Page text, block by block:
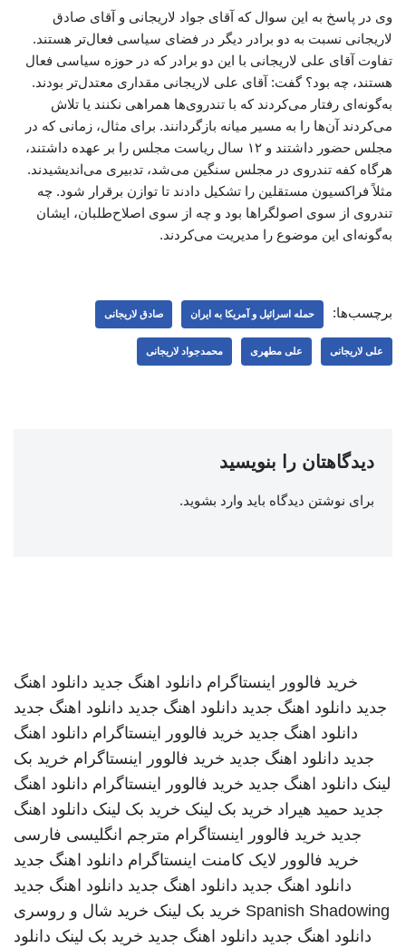
وی در پاسخ به این سوال که آقای جواد لاریجانی و آقای صادق
لاریجانی نسبت به دو برادر دیگر در فضای سیاسی فعال‌تر هستند.
تفاوت آقای علی لاریجانی با این دو برادر که در حوزه سیاسی فعال
هستند، چه بود؟ گفت: آقای علی لاریجانی مقداری معتدل‌تر بودند.
به‌گونه‌ای رفتار می‌کردند که با تندروی‌ها همراهی نکنند یا تلاش
می‌کردند آن‌ها را به مسیر میانه بازگردانند. برای مثال، زمانی که در
مجلس حضور داشتند و ۱۲ سال ریاست مجلس را بر عهده داشتند،
هرگاه کفه تندروی در مجلس سنگین می‌شد، تدبیری می‌اندیشیدند.
مثلاً فراکسیون مستقلین را تشکیل دادند تا توازن برقرار شود. چه
تندروی از سوی اصولگراها بود و چه از سوی اصلاح‌طلبان، ایشان
به‌گونه‌ای این موضوع را مدیریت می‌کردند.
برچسب‌ها: حمله اسرائیل و آمریکا به ایران صادق لاریجانی
علی لاریجانی علی مطهری محمدجواد لاریجانی
دیدگاهتان را بنویسید
برای نوشتن دیدگاه باید وارد بشوید.
خرید فالوور اینستاگرام دانلود اهنگ جدید دانلود اهنگ
جدید دانلود اهنگ جدید دانلود اهنگ جدید دانلود اهنگ جدید
دانلود اهنگ جدید خرید فالوور اینستاگرام دانلود اهنگ
جدید دانلود اهنگ جدید خرید فالوور اینستاگرام خرید بک
لینک دانلود اهنگ جدید خرید فالوور اینستاگرام دانلود اهنگ
جدید حمید هیراد خرید بک لینک خرید بک لینک دانلود اهنگ
جدید خرید فالوور اینستاگرام مترجم انگلیسی فارسی
خرید فالوور لایک کامنت اینستاگرام دانلود اهنگ جدید
دانلود اهنگ جدید دانلود اهنگ جدید دانلود اهنگ جدید
Spanish Shadowing خرید بک لینک خرید شال و روسری
دانلود اهنگ جدید دانلود اهنگ جدید خرید بک لینک دانلود